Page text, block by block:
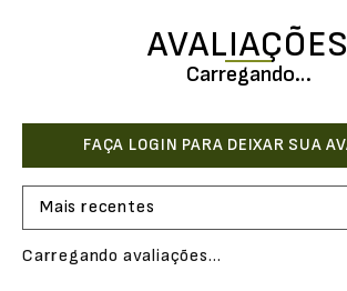
AVALIAÇÕES
Carregando…
Mais recentes
Carregando avaliações…